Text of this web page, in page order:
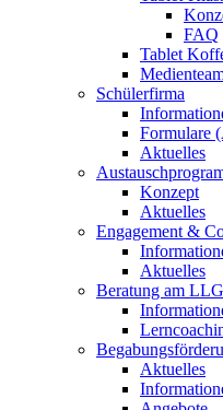
FAQ
Tablet
Schülerfirma
Formulare
Aktuelles
Konzept
Aktuelles
Engagement &
Aktuelles
Beratung am LLG
Aktuelles